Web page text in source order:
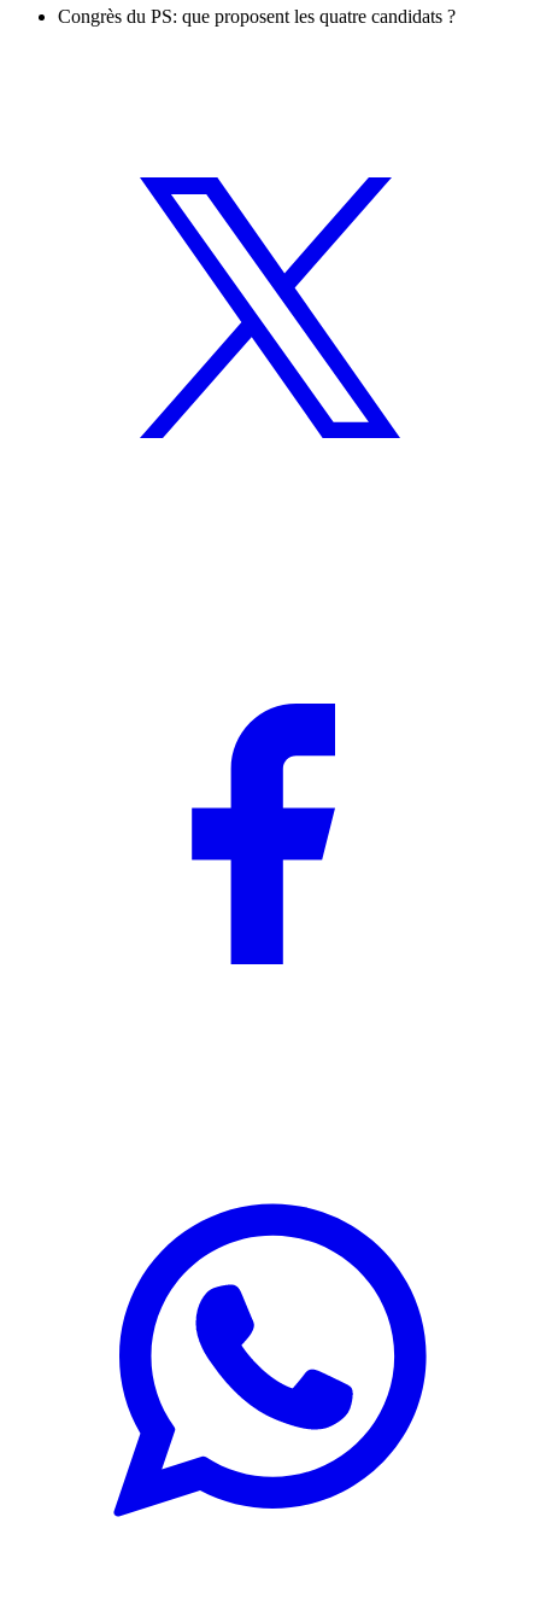
Congrès du PS: que proposent les quatre candidats ?